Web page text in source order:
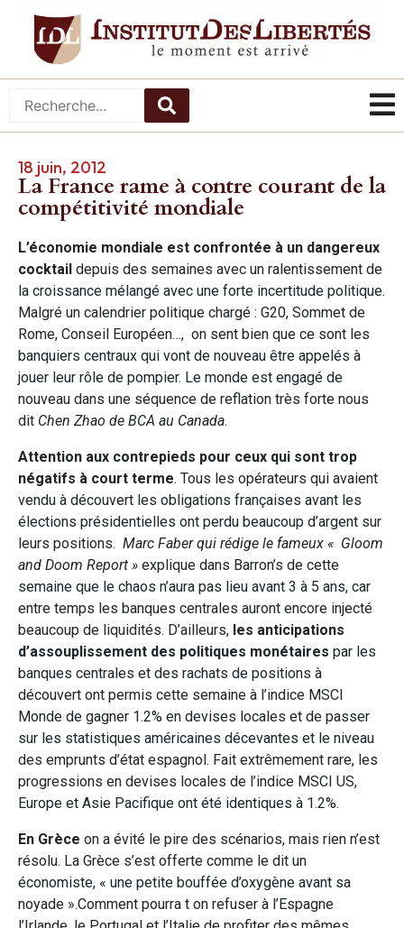
18 juin, 2012
La France rame à contre courant de la
compétitivité mondiale
L’économie mondiale est confrontée à un dangereux
cocktail depuis des semaines avec un ralentissement de
la croissance mélangé avec une forte incertitude politique.
Malgré un calendrier politique chargé : G20, Sommet de
Rome, Conseil Européen…, on sent bien que ce sont les
banquiers centraux qui vont de nouveau être appelés à
jouer leur rôle de pompier. Le monde est engagé de
nouveau dans une séquence de reflation très forte nous
dit Chen Zhao de BCA au Canada.
Attention aux contrepieds pour ceux qui sont trop
négatifs à court terme. Tous les opérateurs qui avaient
vendu à découvert les obligations françaises avant les
élections présidentielles ont perdu beaucoup d’argent sur
leurs positions. Marc Faber qui rédige le fameux « Gloom
and Doom Report » explique dans Barron’s de cette
semaine que le chaos n’aura pas lieu avant 3 à 5 ans, car
entre temps les banques centrales auront encore injecté
beaucoup de liquidités. D’ailleurs, les anticipations
d’assouplissement des politiques monétaires par les
banques centrales et des rachats de positions à
découvert ont permis cette semaine à l’indice MSCI
Monde de gagner 1.2% en devises locales et de passer
sur les statistiques américaines décevantes et le niveau
des emprunts d’état espagnol. Fait extrêmement rare, les
progressions en devises locales de l’indice MSCI US,
Europe et Asie Pacifique ont été identiques à 1.2%.
En Grèce on a évité le pire des scénarios, mais rien n’est
résolu. La Grèce s’est offerte comme le dit un
économiste, « une petite bouffée d’oxygène avant sa
noyade ».Comment pourra t on refuser à l’Espagne